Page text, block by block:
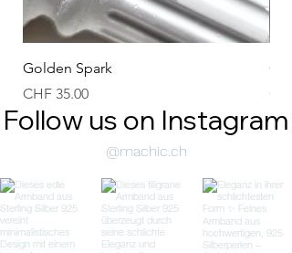
Golden Spark
Preis
CHF 35.00
Preis
Follow us on Instagram
@machic.ch